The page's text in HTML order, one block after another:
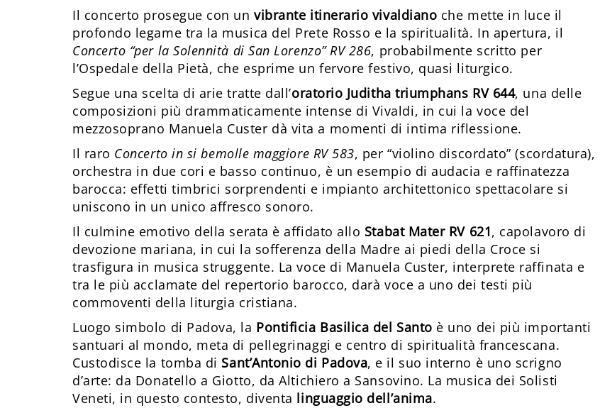
Il concerto prosegue con unvibrante itinerario vivaldiano che mette in luce il
profondo legame tra la musica del Prete Rosso e la spiritualità. In apertura, il
Concerto “per la Solennità di San Lorenzo” RV 286, probabilmente scritto per
l’Ospedale della Pietà, che esprime un fervore festivo, quasi liturgico.
Segue una scelta di arie tratte dall’oratorio Juditha triumphans RV 644, una delle
composizioni più drammaticamente intense di Vivaldi, in cui la voce del
mezzosoprano Manuela Custer dà vita a momenti di intima riflessione.
Il raro Concerto in si bemolle maggiore RV 583, per “violino discordato” (scordatura),
orchestra in due cori e basso continuo, è un esempio di audacia e raffinatezza
barocca: effetti timbrici sorprendenti e impianto architettonico spettacolare si
uniscono in un unico affresco sonoro.
Il culmine emotivo della serata è affidato allo Stabat Mater RV 621, capolavoro di
devozione mariana, in cui la sofferenza della Madre ai piedi della Croce si
trasfigura in musica struggente. La voce di Manuela Custer, interprete raffinata e
tra le più acclamate del repertorio barocco, darà voce a uno dei testi più
commoventi della liturgia cristiana.
Luogo simbolo di Padova, la Pontificia Basilica del Santo è uno dei più importanti
santuari al mondo, meta di pellegrinaggi e centro di spiritualità francescana.
Custodisce la tomba di Sant’Antonio di Padova, e il suo interno è uno scrigno
d’arte: da Donatello a Giotto, da Altichiero a Sansovino. La musica dei Solisti
Veneti, in questo contesto, diventa linguaggio dell’anima.